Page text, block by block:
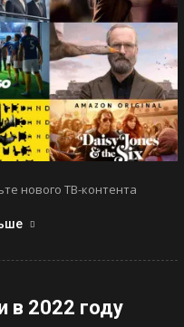
нового ТВ-контента
в 2022 году